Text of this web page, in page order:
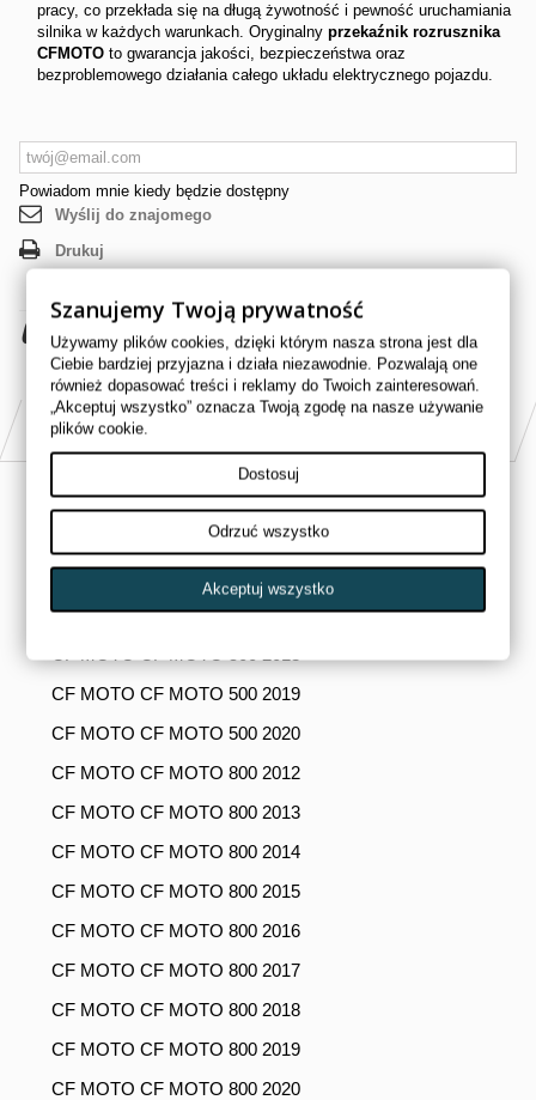
pracy, co przekłada się na długą żywotność i pewność uruchamiania
silnika w każdych warunkach. Oryginalny przekaźnik rozrusznika
CFMOTO to gwarancja jakości, bezpieczeństwa oraz
bezproblemowego działania całego układu elektrycznego pojazdu.
Powiadom mnie kiedy będzie dostępny
Wyślij do znajomego
Drukuj
65,00 złbrutto
PASUJE DO
CF MOTO CF MOTO 500 2014
CF MOTO CF MOTO 500 2015
CF MOTO CF MOTO 500 2016
CF MOTO CF MOTO 500 2017
CF MOTO CF MOTO 500 2019
CF MOTO CF MOTO 500 2020
CF MOTO CF MOTO 800 2012
CF MOTO CF MOTO 800 2013
CF MOTO CF MOTO 800 2014
CF MOTO CF MOTO 800 2015
CF MOTO CF MOTO 800 2016
CF MOTO CF MOTO 800 2017
CF MOTO CF MOTO 800 2018
CF MOTO CF MOTO 800 2019
CF MOTO CF MOTO 800 2020
Szanujemy Twoją prywatność
Używamy plików cookies, dzięki którym nasza strona jest dla
Ciebie bardziej przyjazna i działa niezawodnie. Pozwalają one
również dopasować treści i reklamy do Twoich zainteresowań.
„Akceptuj wszystko” oznacza Twoją zgodę na nasze używanie
plików cookie.
Dostosuj
Odrzuć wszystko
Akceptuj wszystko